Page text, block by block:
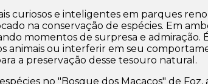
curiosos e inteligentes em parques
na conservação de espécies. Em
momentos de surpresa e
animais ou interferir em seu
a preservação desse tesouro natural.
no "Bosque dos Macacos" de